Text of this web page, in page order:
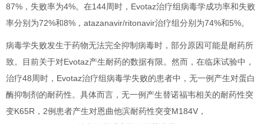
87%，失败率为4%。在144周时，Evotaz治疗组病毒学成功率和失败
率分别为72%和8%，atazanavir/ritonavir治疗组分别为74%和5%。
病毒学失败发生于药物无法完全抑制病毒时，部分原因可能是耐药所
致。目前关于对Evotaz产生耐药的数据有限。然而，在临床试验中，
治疗48周时，Evotaz治疗组病毒学失败的患者中，无一例产生对蛋白
酶抑制剂的耐药性。具体而言，无一例产生替诺福韦相关的耐药性突
变K65R，2例患者产生对恩曲他滨耐药性突变M184V，